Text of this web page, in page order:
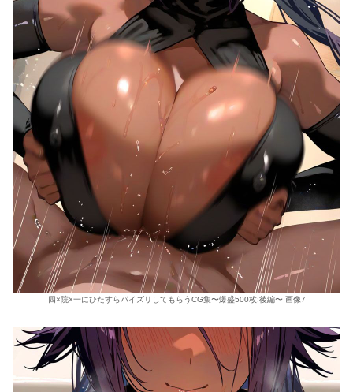
四×院×一にひたすらパイズリしてもらうCG集〜爆盛500枚:後編〜 画像7